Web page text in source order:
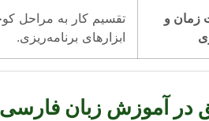
زمان و
تقسیم کار به مراحل
ابزارهای برنامه‌ریزی.
در آموزش زبان فارسی